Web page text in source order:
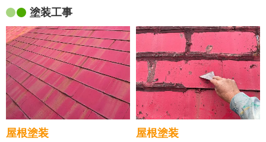
塗装工事
屋根塗装 屋根塗装